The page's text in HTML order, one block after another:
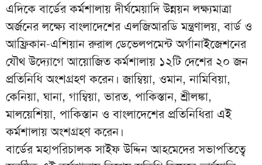
এদিকে বার্ডের কর্মশালায় দীর্ঘমেয়াদি উন্নয়ন লক্ষ্যমাত্রা
অর্জনের লক্ষ্যে বাংলাদেশের এলজিআরডি মন্ত্রণালয়, বার্ড ও
আফ্রিকান-এশিয়ান রুরাল ডেভেলপমেন্ট অর্গানাইজেশনের
যৌথ উদ্যোগে আয়োজিত কর্মশালায় ১২টি দেশের ২০ জন
প্রতিনিধি অংশগ্রহণ করেন। জাম্বিয়া, ওমান, নামিবিয়া,
কেনিয়া, ঘানা, গাম্বিয়া, ভারত, পাকিস্তান, শ্রীলঙ্কা,
মালয়েশিয়া, পাকিস্তান ও বাংলাদেশের প্রতিনিধিরা এই
কর্মশালায় অংশগ্রহণ করেন।
বার্ডের মহাপরিচালক সাইফ উদ্দিন আহমেদের সভাপতিত্বে